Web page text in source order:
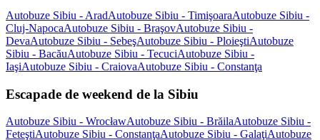
Autobuze Sibiu - AradAutobuze Sibiu - TimişoaraAutobuze Sibiu -
Cluj-NapocaAutobuze Sibiu - BraşovAutobuze Sibiu -
DevaAutobuze Sibiu - SebeşAutobuze Sibiu - PloieştiAutobuze
Sibiu - BacăuAutobuze Sibiu - TecuciAutobuze Sibiu -
IaşiAutobuze Sibiu - CraiovaAutobuze Sibiu - Constanţa
Escapade de weekend de la Sibiu
Autobuze Sibiu - WrocławAutobuze Sibiu - BrăilaAutobuze Sibiu -
FeteştiAutobuze Sibiu - ConstanţaAutobuze Sibiu - GalaţiAutobuze